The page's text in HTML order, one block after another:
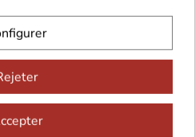
€ TTC soit 34,38 € HT